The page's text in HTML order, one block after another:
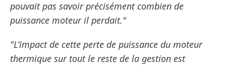
pouvait pas savoir précisément combien de
puissance moteur il perdait."
"L’impact de cette perte de puissance du moteur
thermique sur tout le reste de la gestion est